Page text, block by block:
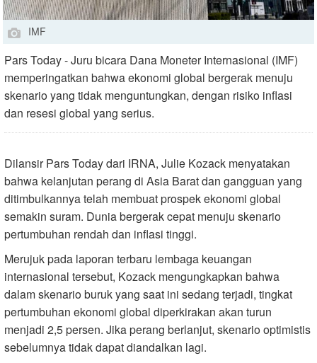
IMF
Pars Today - Juru bicara Dana Moneter Internasional (IMF)
memperingatkan bahwa ekonomi global bergerak menuju
skenario yang tidak menguntungkan, dengan risiko inflasi
dan resesi global yang serius.
Dilansir Pars Today dari IRNA, Julie Kozack menyatakan
bahwa kelanjutan perang di Asia Barat dan gangguan yang
ditimbulkannya telah membuat prospek ekonomi global
semakin suram. Dunia bergerak cepat menuju skenario
pertumbuhan rendah dan inflasi tinggi.
Merujuk pada laporan terbaru lembaga keuangan
internasional tersebut, Kozack mengungkapkan bahwa
dalam skenario buruk yang saat ini sedang terjadi, tingkat
pertumbuhan ekonomi global diperkirakan akan turun
menjadi 2,5 persen. Jika perang berlanjut, skenario optimistis
sebelumnya tidak dapat diandalkan lagi.